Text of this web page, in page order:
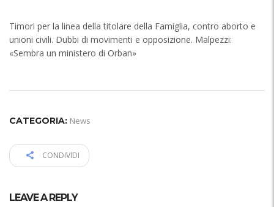
Timori per la linea della titolare della Famiglia, contro aborto e
unioni civili. Dubbi di movimenti e opposizione. Malpezzi:
«Sembra un ministero di Orban»
CATEGORIA: News
CONDIVIDI
LEAVE A REPLY